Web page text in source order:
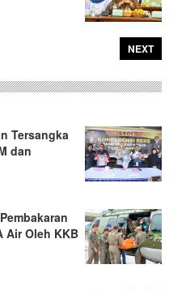
NEXT
Tersangka
dan
Air Oleh KKB